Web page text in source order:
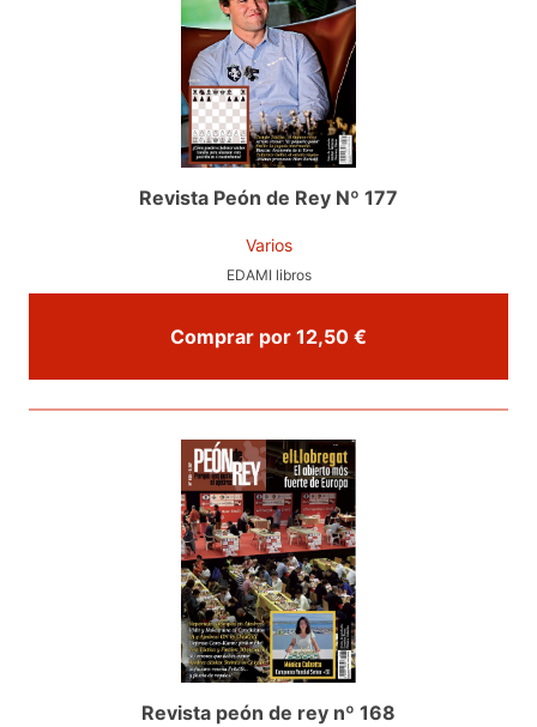
Revista Peón de Rey Nº 177
Varios
EDAMI libros
Comprar por 12,50 €
Revista peón de rey nº 168